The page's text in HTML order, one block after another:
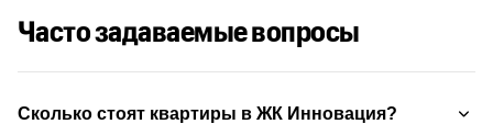
Часто задаваемые вопросы
Сколько стоят квартиры в ЖК Инновация?